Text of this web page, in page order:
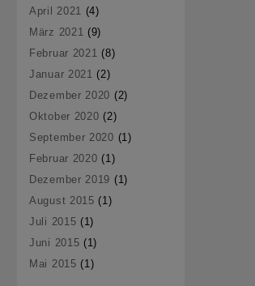
April 2021 (4)
März 2021 (9)
Februar 2021 (8)
Januar 2021 (2)
Dezember 2020 (2)
Oktober 2020 (2)
September 2020 (1)
Februar 2020 (1)
Dezember 2019 (1)
August 2015 (1)
Juli 2015 (1)
Juni 2015 (1)
Mai 2015 (1)